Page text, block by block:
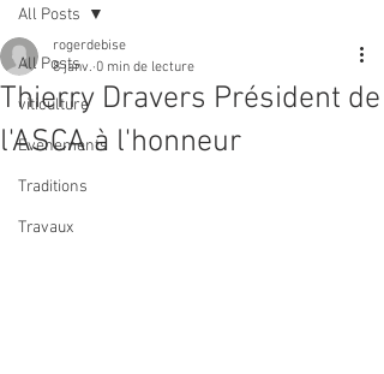
All Posts
viticulture
Evenements
Traditions
Travaux
All Posts
Thierry Dravers Président de
l'ASCA à l'honneur
rogerdebise
8 janv. 0 min de lecture